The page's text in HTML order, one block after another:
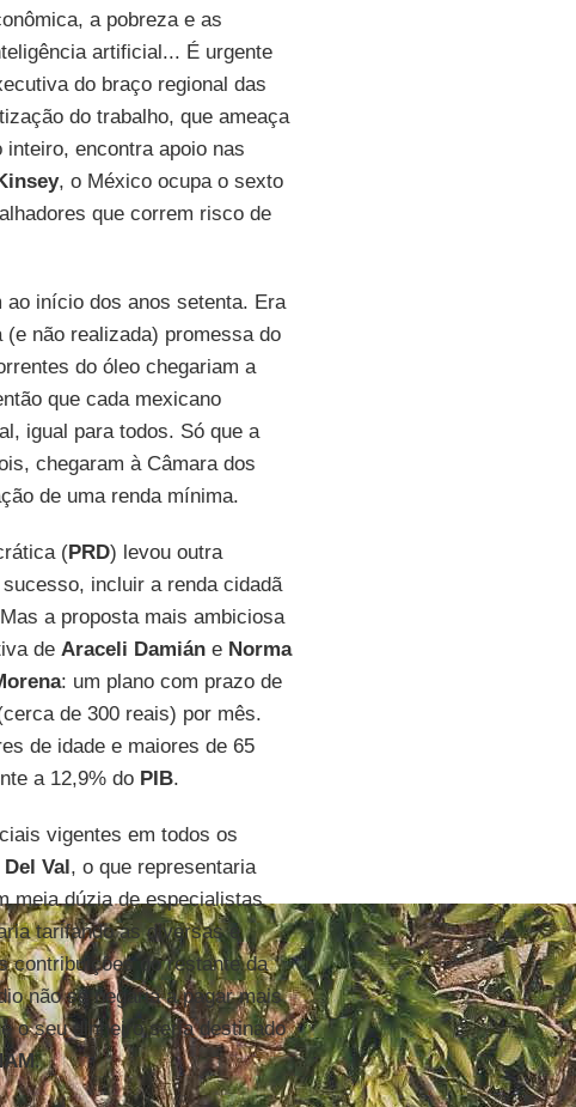
a pobreza e as
artificial... É urgente
do braço regional das
do trabalho, que ameaça
encontra apoio nas
, o México ocupa o sexto
que correm risco de
início dos anos setenta. Era
não realizada) promessa do
do óleo chegariam a
que cada mexicano
igual para todos. Só que a
chegaram à Câmara dos
de uma renda mínima.
(PRD) levou outra
incluir a renda cidadã
a proposta mais ambiciosa
de Araceli Damiáne Norma
: um plano com prazo de
de 300 reais) por mês.
de idade e maiores de 65
a 12,9% do PIB.
vigentes em todos os
Del Val, o que representaria
meia dúzia de especialistas
tarifando as diversas e
contribuições do restante da
não se negaria a pagar mais
o seu dinheiro seria destinado
.